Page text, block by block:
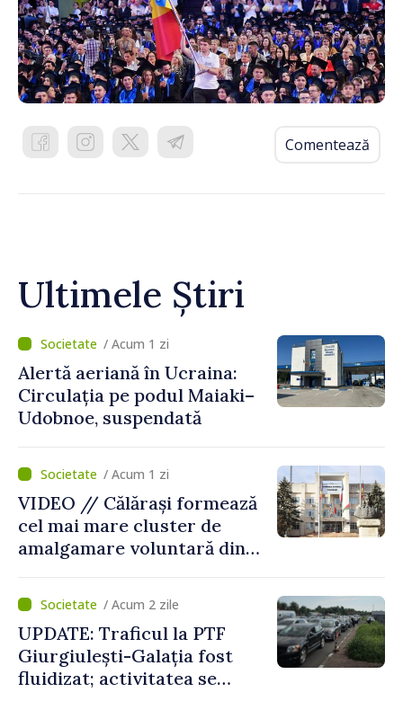
Comentează
Ultimele Știri
/ Acum 1 zi
Alertă aeriană în Ucraina:
Circulația pe podul Maiaki–
Udobnoe, suspendată
/ Acum 1 zi
VIDEO // Călărași formează
cel mai mare cluster de
amalgamare voluntară din
orășenesc a aprobat decizia
finală
/ Acum 2 zile
UPDATE: Traficul la PTF
Giurgiulești-Galația fost
fluidizat; activitatea se